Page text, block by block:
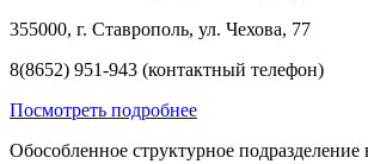
355000, г. Ставрополь, ул. Чехова, 77
8(8652) 951-943 (контактный телефон)
Посмотреть подробнее
Обособленное структурное